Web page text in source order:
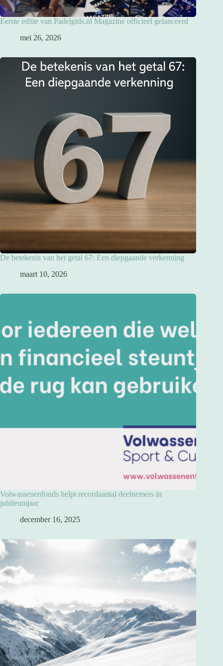
Eerste editie van Padelgids.nl Magazine officieel gelanceerd
mei 26, 2026
De betekenis van het getal 67: Een diepgaande verkenning
maart 10, 2026
Volwassenenfonds helpt recordaantal deelnemers in
jubileumjaar
december 16, 2025